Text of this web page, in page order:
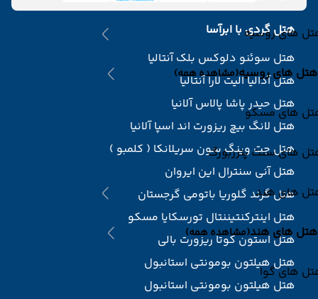
های روسیه
هتل های روسیه(مشاهده همه)
های مسکو
های سنت پترزبورگ
های هند
هتل های هند(مشاهده همه)
های گوا
هتل گردی با ابرآسا
هتل سوئنو دلوکس بلک آنتالیا
هتل آدالیا الیت لارا آنتالیا
هتل حیدر پاشا پالاس آلانیا
هتل لانگ بیچ ریزورت اند اسپا آلانیا
هتل جت وینگ سون سریلانکا ( کلمبو )
هتل آنی سنترال این ایروان
هتل گرند گلوریا باتومی گرجستان
هتل اینترکنتیننتال تورسکایا مسکو
هتل استون کوتا ریزورت بالی
هتل هیلتون بومونتی استانبول
هتل هیلتون بومونتی استانبول